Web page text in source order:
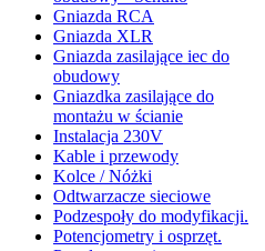
Gniazda RCA
Gniazda XLR
Gniazda zasilające iec do
obudowy
Gniazdka zasilające do
montażu w ścianie
Instalacja 230V
Kable i przewody
Kolce / Nóżki
Odtwarzacze sieciowe
Podzespoły do modyfikacji.
Potencjometry i osprzęt.